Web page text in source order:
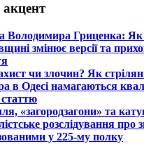
Володимира Гриценка:
змінює версії та
чи злочин? Як
в Одесі намагаються
«загородзагони» та
розслідування про
у 225-му полку